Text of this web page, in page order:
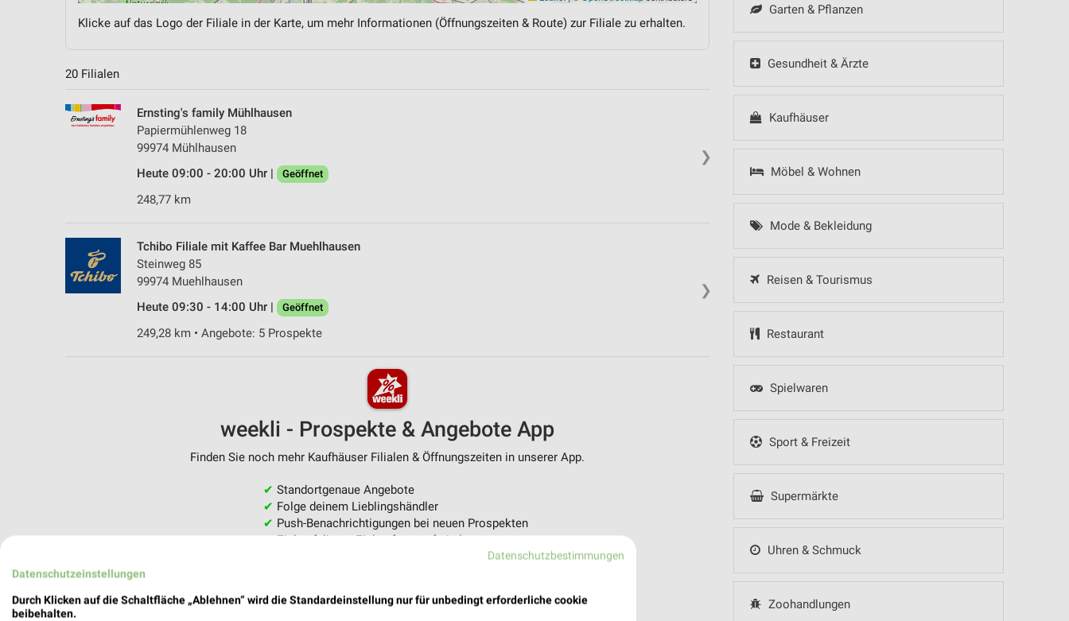
Garten & Pflanzen
Gesundheit & Ärzte
Kaufhäuser
Möbel & Wohnen
Mode & Bekleidung
Reisen & Tourismus
Restaurant
Spielwaren
Sport & Freizeit
Supermärkte
Uhren & Schmuck
Zoohandlungen
Klicke auf das Logo der Filiale in der Karte, um mehr Informationen (Öffnungszeiten & Route) zur Filiale zu erhalten.
20 Filialen
❯
Ernsting's family Mühlhausen
Papiermühlenweg 18
99974 Mühlhausen
Heute 09:00 - 20:00 Uhr |
Geöffnet
248,77 km
❯
Tchibo Filiale mit Kaffee Bar Muehlhausen
Steinweg 85
99974 Muehlhausen
Heute 09:30 - 14:00 Uhr |
Geöffnet
249,28 km • Angebote: 5 Prospekte
weekli - Prospekte & Angebote App
Finden Sie noch mehr Kaufhäuser Filialen & Öffnungszeiten in unserer App.
✔ Standortgenaue Angebote
✔ Folge deinem Lieblingshändler
✔ Push-Benachrichtigungen bei neuen Prospekten
✔Einkaufsliste - Einkauf stressfrei planen
Datenschutzbestimmungen
Datenschutzeinstellungen
Durch Klicken auf die Schaltfläche „Ablehnen“ wird die Standardeinstellung nur für unbedingt erforderliche cookie
beibehalten.